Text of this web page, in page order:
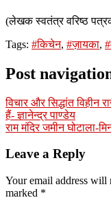
(लेखक स्वतंत्र वरिष्ठ
Tags: #किचेन, #ज़ायका,
Post
विचार और सिद्धांत
हैं- ज्ञानेन्द्र पाण्डेय
राम मंदिर जमीन घोटाला-
Leave a Reply
Your email address will
marked *